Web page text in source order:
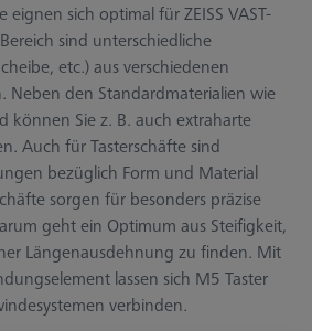
sich optimal für ZEISS VAST-
sind unterschiedliche
etc.) aus verschiedenen
Neben den Standardmaterialien wie
können Sie z. B. auch extraharte
Auch für Tasterschäfte sind
bezüglich Form und Material
sorgen für besonders präzise
geht ein Optimum aus Steifigkeit,
Längenausdehnung zu finden. Mit
lassen sich M5 Taster
verbinden.